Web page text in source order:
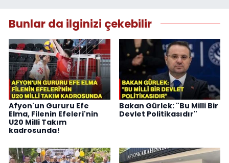
Bunlar da ilginizi çekebilir
Afyon'un Gururu Efe
Elma, Filenin Efeleri'nin
U20 Milli Takım
kadrosunda!
Bakan Gürlek: "Bu Milli Bir
Devlet Politikasıdır"